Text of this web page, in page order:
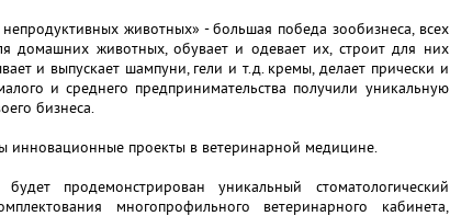
животных» - большая победа зообизнеса, всех
домашних животных, обувает и одевает их, строит для них
и выпускает шампуни, гели и т.д. кремы, делает прически и
и среднего предпринимательства получили уникальную
бизнеса.
инновационные проекты в ветеринарной медицине.
продемонстрирован уникальный стоматологический
многопрофильного ветеринарного кабинета,